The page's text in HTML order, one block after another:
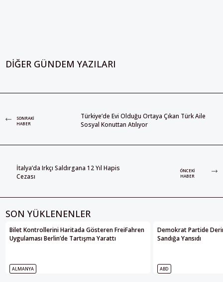
DIĞER GÜNDEM YAZILARI
SONRAKI
HABER
Türkiye’de Evi Olduğu Ortaya Çıkan Türk Aile
Sosyal Konuttan Atılıyor
İtalya’da Irkçı Saldırgana 12 Yıl Hapis
Cezası
ÖNCEKI
HABER
SON YÜKLENENLER
Bilet Kontrollerini Haritada Gösteren FreiFahren
Uygulaması Berlin’de Tartışma Yarattı
ALMANYA
Demokrat Partide
Sandığa Yansıdı
ABD